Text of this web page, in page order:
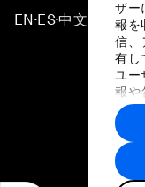
ザー
報を
信、
有し
ユー
報や
に
トナ
す。
EN ▪ES▪中文▪ 日本語
プライ